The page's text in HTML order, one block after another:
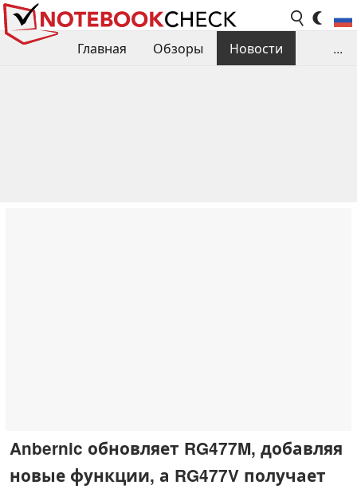
Главная Обзоры
Новости
...
Anbernic обновляет RG477M, добавляя
новые функции, а RG477V получает